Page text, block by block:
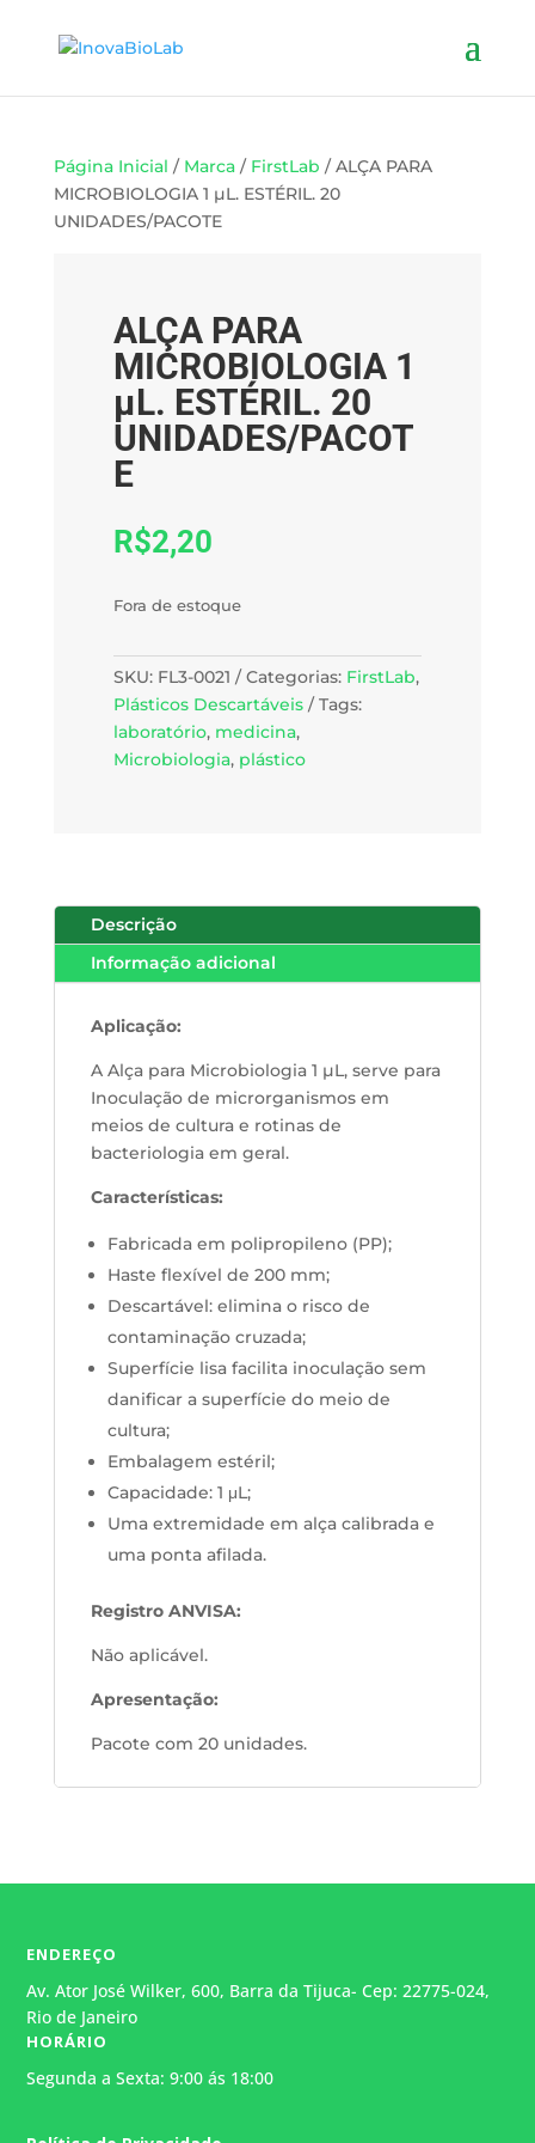
Página Inicial / Marca/ FirstLab / ALÇA PARA
MICROBIOLOGIA 1 µL. ESTÉRIL. 20
UNIDADES/PACOTE
ALÇA PARA
MICROBIOLOGIA 1
µL. ESTÉRIL. 20
UNIDADES/PACOT
E
R$2,20
Fora de estoque
SKU: FL3-0021 Categorias: FirstLab,
Plásticos Descartáveis
Tags:
laboratório, medicina,
Microbiologia, plástico
Descrição
Informação adicional
Aplicação:
A Alça para Microbiologia 1 µL, serve para
Inoculação de microrganismos em
meios de cultura e rotinas de
bacteriologia em geral.
Características:
Fabricada em polipropileno (PP);
Haste flexível de 200 mm;
Descartável: elimina o risco de
contaminação cruzada;
Superfície lisa facilita inoculação sem
danificar a superfície do meio de
cultura;
Embalagem estéril;
Capacidade: 1 μL;
Uma extremidade em alça calibrada e
uma ponta afilada.
Registro ANVISA:
Não aplicável.
Apresentação:
Pacote com 20 unidades.
ENDEREÇO
Av. Ator José Wilker, 600, Barra da Tijuca- Cep: 22775-024,
Rio de Janeiro
HORÁRIO
Segunda a Sexta: 9:00 ás 18:00